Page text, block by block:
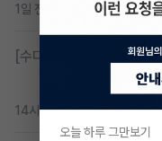
1일 전 댓글 2
[수다방] K8 하이브리
14시간 전조회 388댓글 3
오늘 하루 그만보기